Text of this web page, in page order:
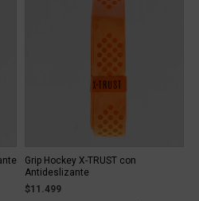
Grip Hockey X-TRUST con
Antideslizante
$11.499